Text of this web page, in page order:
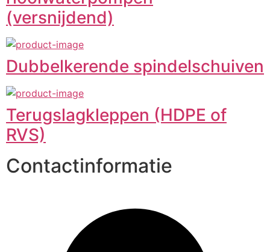
(versnijdend)
Dubbelkerende spindelschuiven
Terugslagkleppen (HDPE of
RVS)
Contactinformatie